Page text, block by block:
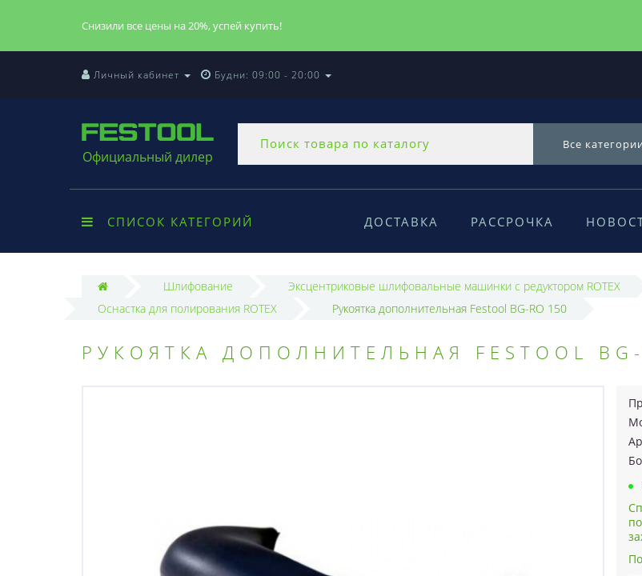
Снизили все цены на 20%, успей купить!
Личный кабинет Будни: 09:00 - 20:00
Официальный дилер
Все категории
СПИСОК КАТЕГОРИЙ ДОСТАВКА РАССРОЧКА
Шлифование Эксцентриковые шлифовальные машинки с редуктором ROTEX
Оснастка для полирования ROTEX
Рукоятка дополнительная Festool BG-RO 150
РУКОЯТКА ДОПОЛНИТЕЛЬНАЯ FESTOOL BG-